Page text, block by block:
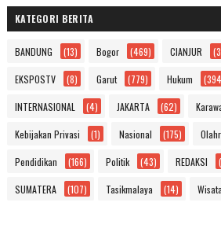
KATEGORI BERITA
BANDUNG (13) Bogor (469) CIANJUR
EKSPOSTV (8) Garut (779) Hukum
INTERNASIONAL (4) JAKARTA (62)
Kebijakan Privasi (1) Nasional (175)
Pendidikan (166) Politik (43) REDAKSI
SUMATERA (107) Tasikmalaya (14) Wisata